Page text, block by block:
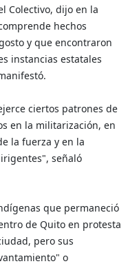
Colectivo, dijo en la
hechos
y que encontraron
instancias estatales
ciertos patrones de
en la militarización, en
la fuerza y en la
señaló
que permaneció
de Quito en protesta
pero sus
o